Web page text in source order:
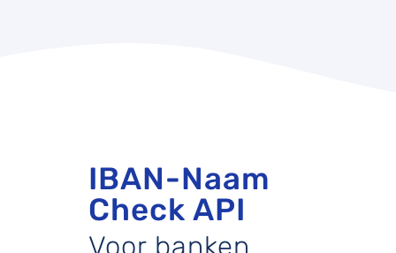
IBAN-Naam
Check API
Voor banken